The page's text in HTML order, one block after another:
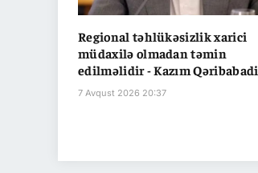
Regional təhlükəsizlik xarici
müdaxilə olmadan təmin
edilməlidir - Kazım Qəribabadi
7 Avqust 2026 20:37